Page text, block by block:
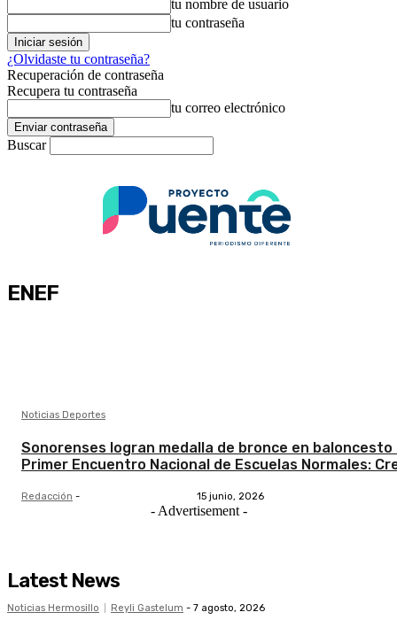
tu nombre de usuario
tu contraseña
¿Olvidaste tu contraseña?
Recuperación de contraseña
Recupera tu contraseña
tu correo electrónico
Buscar
ENEF
Noticias Deportes
Sonorenses logran medalla de bronce en baloncesto
Primer Encuentro Nacional de Escuelas Normales:
Redacción - 15 junio, 2026
- Advertisement -
Latest News
Noticias Hermosillo Reyli Gastelum - 7 agosto, 2026